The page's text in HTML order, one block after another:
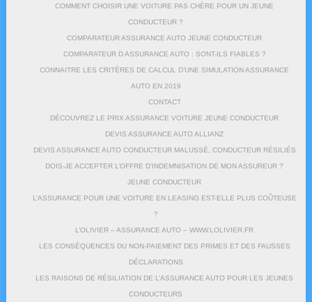
COMMENT CHOISIR UNE VOITURE PAS CHÈRE POUR UN JEUNE
CONDUCTEUR ?
COMPARATEUR ASSURANCE AUTO JEUNE CONDUCTEUR
COMPARATEUR D ASSURANCE AUTO : SONT-ILS FIABLES ?
CONNAITRE LES CRITÈRES DE CALCUL D’UNE SIMULATION ASSURANCE
AUTO EN 2019
CONTACT
DÉCOUVREZ LE PRIX ASSURANCE VOITURE JEUNE CONDUCTEUR
DEVIS ASSURANCE AUTO ALLIANZ
DEVIS ASSURANCE AUTO CONDUCTEUR MALUSSÉ, CONDUCTEUR RÉSILIÉS
DOIS-JE ACCEPTER L’OFFRE D’INDEMNISATION DE MON ASSUREUR ?
JEUNE CONDUCTEUR
L’ASSURANCE POUR UNE VOITURE EN LEASING EST-ELLE PLUS COÛTEUSE
?
L’OLIVIER – ASSURANCE AUTO – WWW.LOLIVIER.FR
LES CONSÉQUENCES DU NON-PAIEMENT DES PRIMES ET DES FAUSSES
DÉCLARATIONS
LES RAISONS DE RÉSILIATION DE L’ASSURANCE AUTO POUR LES JEUNES
CONDUCTEURS